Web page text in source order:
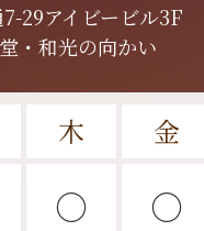
29アイビービル3F
・和光の向かい
木 金
〇 〇